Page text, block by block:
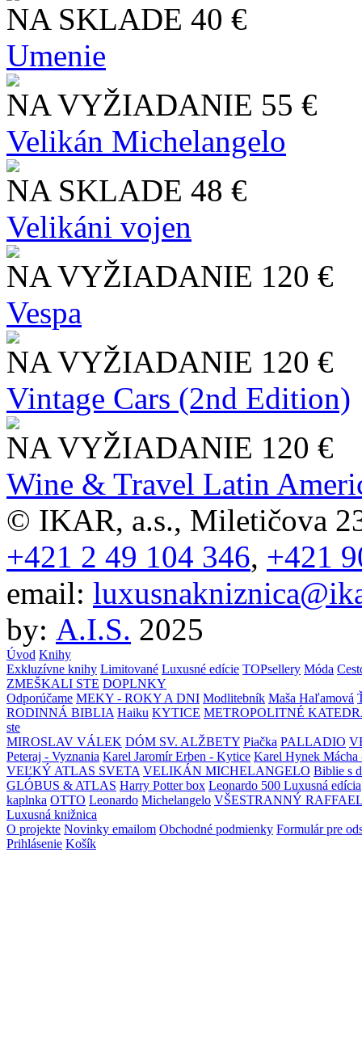
NA SKLADE 40 €
Umenie
NA VYŽIADANIE 55 €
Velikán Michelangelo
NA SKLADE 48 €
Velikáni vojen
NA VYŽIADANIE 120 €
Vespa
NA VYŽIADANIE 120 €
Vintage Cars (2nd Edition)
NA VYŽIADANIE 120 €
Wine & Travel Latin
© IKAR, a.s., Miletičova
+421 2 49 104 346, +421
email:
by: A.I.S. 2025
Úvod Knihy
Exkluzívne knihy Limitované Luxusné edície TOPsellery Móda
ZMEŠKALI STE DOPLNKY
Odporúčame MEKY - ROKY A DNI Modlitebník Maša Haľamová
RODINNÁ BIBLIA Haiku KYTICE METROPOLITNÉ
ste
MIROSLAV VÁLEK DÓM SV. ALŽBETY Piačka PALLADIO
Peteraj - Vyznania Karel Jaromír Erben - Kytice Karel Hynek Mácha
VEĽKÝ ATLAS SVETA VELIKÁN MICHELANGELO Biblie s
GLÓBUS & ATLAS Harry Potter box Leonardo 500 Luxusná edícia
kaplnka OTTO Leonardo Michelangelo VŠESTRANNÝ
Luxusná knižnica
O projekte Novinky emailom Obchodné podmienky Formulár pre
Prihlásenie Košík